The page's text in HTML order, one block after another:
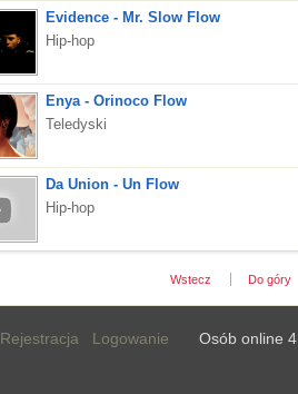
Evidence - Mr. Slow Flow
Hip-hop
Enya - Orinoco Flow
Teledyski
Da Union - Un Flow
Hip-hop
Wstecz Do góry
Rejestracja Logowanie Osób online 4